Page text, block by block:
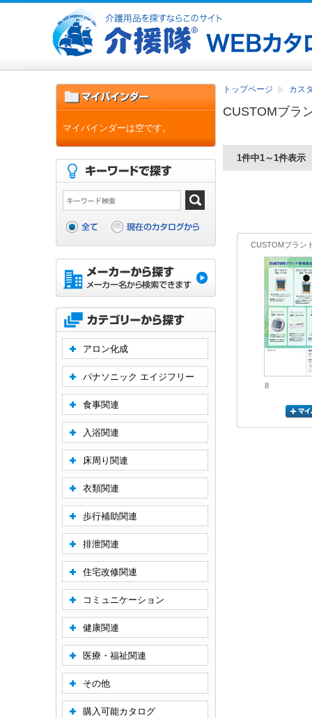
トップページ カス
CUSTOMブラ
1件中1～1件表示
CUSTOMブラン
8
マイバインダーは空です。
アロン化成
パナソニック エイジフリー
食事関連
入浴関連
床周り関連
衣類関連
歩行補助関連
排泄関連
住宅改修関連
コミュニケーション
健康関連
医療・福祉関連
その他
購入可能カタログ